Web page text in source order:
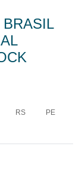
RS PE